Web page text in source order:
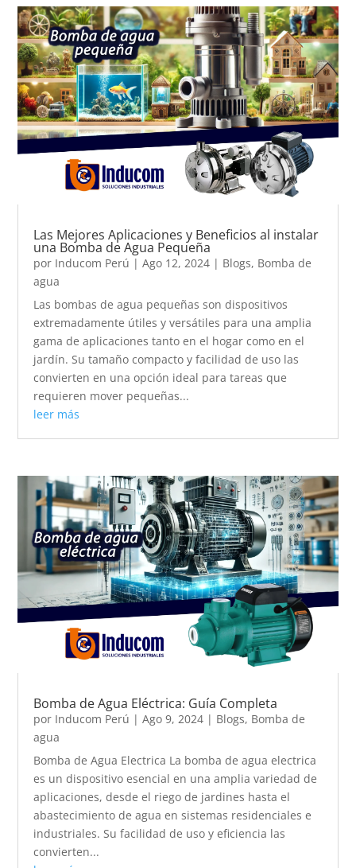
Las Mejores Aplicaciones y Beneficios al instalar
una Bomba de Agua Pequeña
por Inducom Perú |Ago 12, 2024 | Blogs, Bomba de
agua
Las bombas de agua pequeñas son dispositivos
extremadamente útiles y versátiles para una amplia
gama de aplicaciones tanto en el hogar como en el
jardín. Su tamaño compacto y facilidad de uso las
convierten en una opción ideal para tareas que
requieren mover pequeñas...
leer más
Bomba de Agua Eléctrica: Guía Completa
por Inducom Perú |Ago 9, 2024 | Blogs, Bomba de
agua
Bomba de Agua Electrica La bomba de agua electrica
es un dispositivo esencial en una amplia variedad de
aplicaciones, desde el riego de jardines hasta el
abastecimiento de agua en sistemas residenciales e
industriales. Su facilidad de uso y eficiencia las
convierten...